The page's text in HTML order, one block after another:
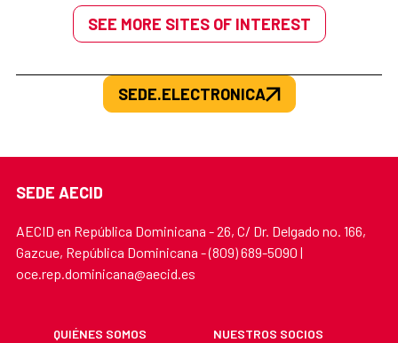
SEE MORE SITES OF INTEREST
SEDE.ELECTRONICA
SEDE AECID
AECID en República Dominicana - 26, C/ Dr. Delgado no. 166,
Gazcue, República Dominicana - (809) 689-5090 |
oce.rep.dominicana@aecid.es
QUIÉNES SOMOS
NUESTROS SOCIOS